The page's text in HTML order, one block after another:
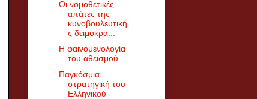
Οι νομοθετικές
απάτες της
κυνοβουλευτική
ς δειμοκρα...
Η φαινομενολογία
του αθεϊσμού
Παγκόσμια
στρατηγική του
Ελληνικού